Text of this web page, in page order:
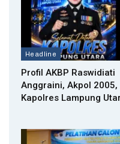
Headline
Profil AKBP Raswidiati
Anggraini, Akpol 2005,
Kapolres Lampung